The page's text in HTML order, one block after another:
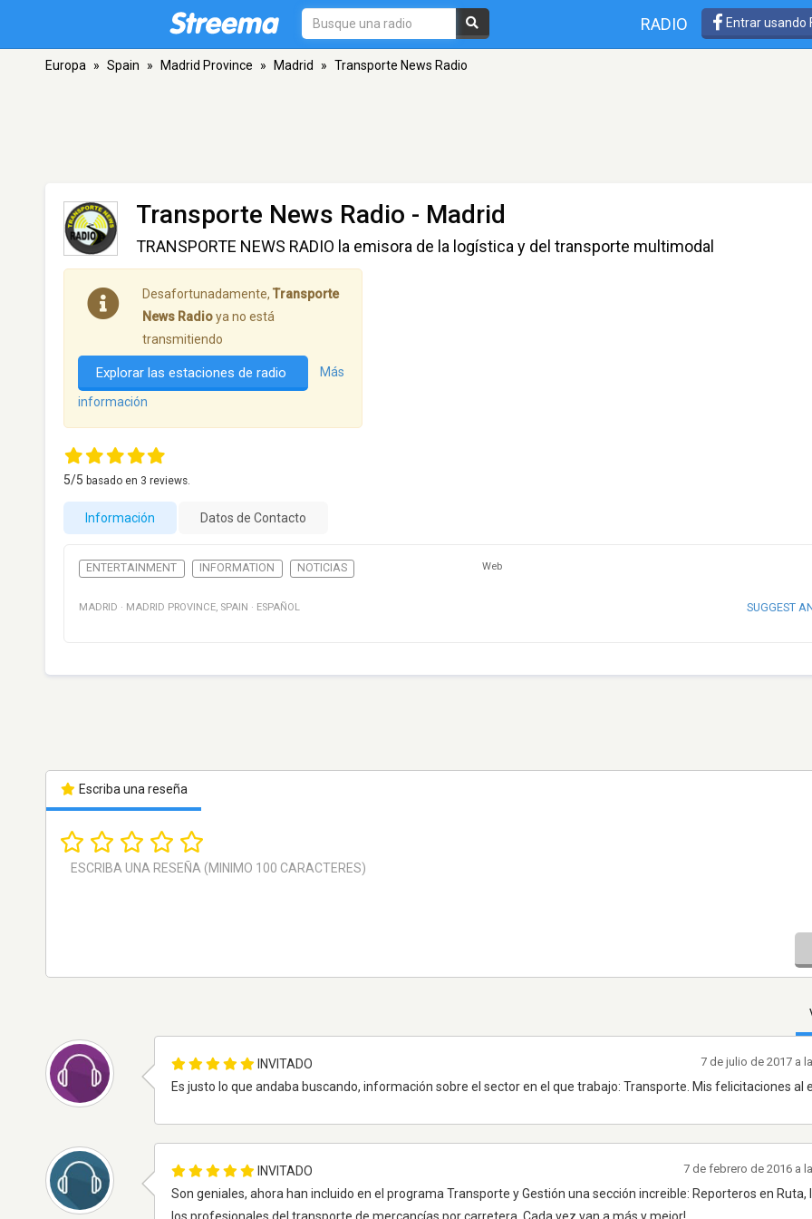
RADIO Entrar usando
Europa » Spain » Madrid Province » Madrid » Transporte News Radio
Transporte News Radio - Madrid
TRANSPORTE NEWS RADIO la emisora de la logística y del transporte multimodal
Desafortunadamente, Transporte
News Radioya no está
transmitiendo
Explorar las estaciones de radio Más
información
5/5 basado en 3 reviews.
Información Datos de Contacto
ENTERTAINMENT INFORMATION NOTICIAS Web
MADRID · MADRID PROVINCE, SPAIN · ESPAÑOL SUGGEST
Escriba una reseña
INVITADO
Es justo lo que andaba buscando, información sobre el sector en el que trabajo: Transporte. Mis felicitaciones al
7 de julio de 2017 a
INVITADO
Son geniales, ahora han incluido en el programa Transporte y Gestión una sección increible: Reporteros en Ruta,
7 de febrero de 2016 a